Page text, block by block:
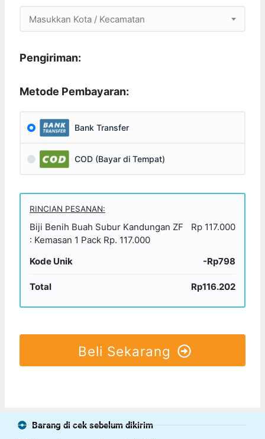
Masukkan Kota / Kecamatan
Pengiriman:
Metode Pembayaran:
Bank Transfer
COD (Bayar di Tempat)
RINCIAN PESANAN:
Biji Benih Buah Subur Kandungan ZF
: Kemasan 1 Pack Rp. 117.000
Rp 117.000
Kode Unik -Rp798
Total Rp116.202
Beli Sekarang
Barang di cek sebelum dikirim